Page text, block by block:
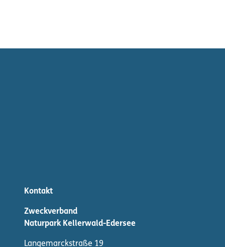
Kontakt
Zweckverband
Naturpark Kellerwald-Edersee
Langemarckstraße 19